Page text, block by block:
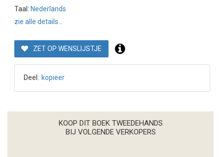
Taal: Nederlands
zie alle details...
ZET OP WENSLIJSTJE
Deel: kopieer
KOOP DIT BOEK TWEEDEHANDS
BIJ VOLGENDE VERKOPERS